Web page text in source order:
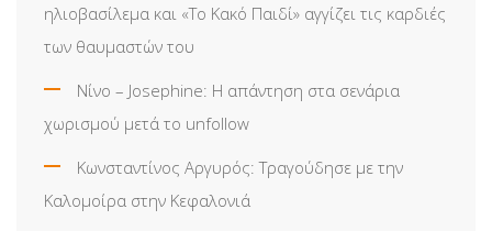
ηλιοβασίλεμα και «Το Κακό Παιδί» αγγίζει τις καρδιές
των θαυμαστών του
Νίνο – Josephine: Η απάντηση στα σενάρια
χωρισμού μετά το unfollow
Κωνσταντίνος Αργυρός: Τραγούδησε με την
Καλομοίρα στην Κεφαλονιά